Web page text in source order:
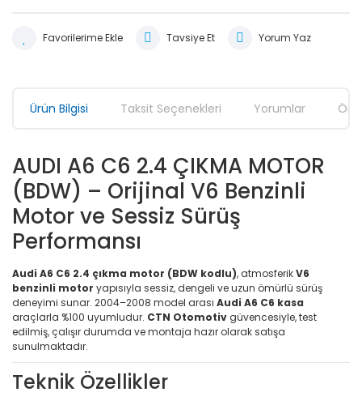
Tavsiye Et Yorum Yaz
Ürün Bilgisi Taksit Seçenekleri Yorumlar
AUDI A6 C6 2.4 ÇIKMA MOTOR
(BDW) – Orijinal V6 Benzinli
Motor ve Sessiz Sürüş
Performansı
Audi A6 C6 2.4 çıkma motor (BDW kodlu), atmosferikV6
benzinli motor yapısıyla sessiz, dengeli ve uzun ömürlü sürüş
deneyimi sunar. 2004–2008 model arası Audi A6 C6 kasa
araçlarla %100 uyumludur. CTN Otomotivgüvencesiyle, test
edilmiş, çalışır durumda ve montaja hazır olarak satışa
sunulmaktadır.
Teknik Özellikler